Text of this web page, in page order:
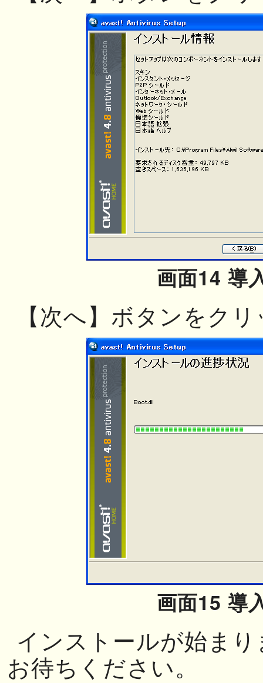
画面14 導
【次へ】ボタンをク
画面15 導
インストールが始ま
お待ちください。